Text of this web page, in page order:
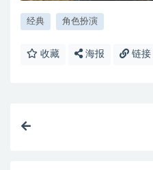
经典 角色扮演
收藏 海报 链接